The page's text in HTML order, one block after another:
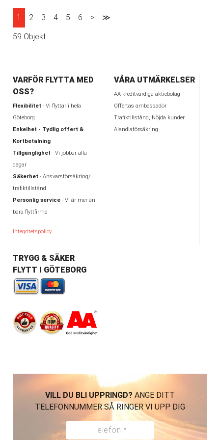
1 2 3 4 5 6 > ≫
59 Objekt
VARFÖR FLYTTA MED
OSS?
Flexibilitet - Vi flyttar i hela
Göteborg
Enkelhet - Tydlig offert &
Kortbetalning
Tillgänglighet - Vi jobbar alla
dagar
Säkerhet - Ansvarsförsäkring/
trafiktillstånd
Personlig service- Vi är mer än
bara flyttfirma
Integritetspolicy
VÅRA UTMÄRKELSER
AA kreditvärdiga aktiebolag
Offertas ambassadör
Trafiktillstånd, Nöjda kunder
Alandiaförsäkring
TRYGG & SÄKER
FLYTT I GÖTEBORG
VILL DU BLI UPPRINGD? ANGE DITT
TELEFONNUMMER SÅ RINGER VI UPP DIG